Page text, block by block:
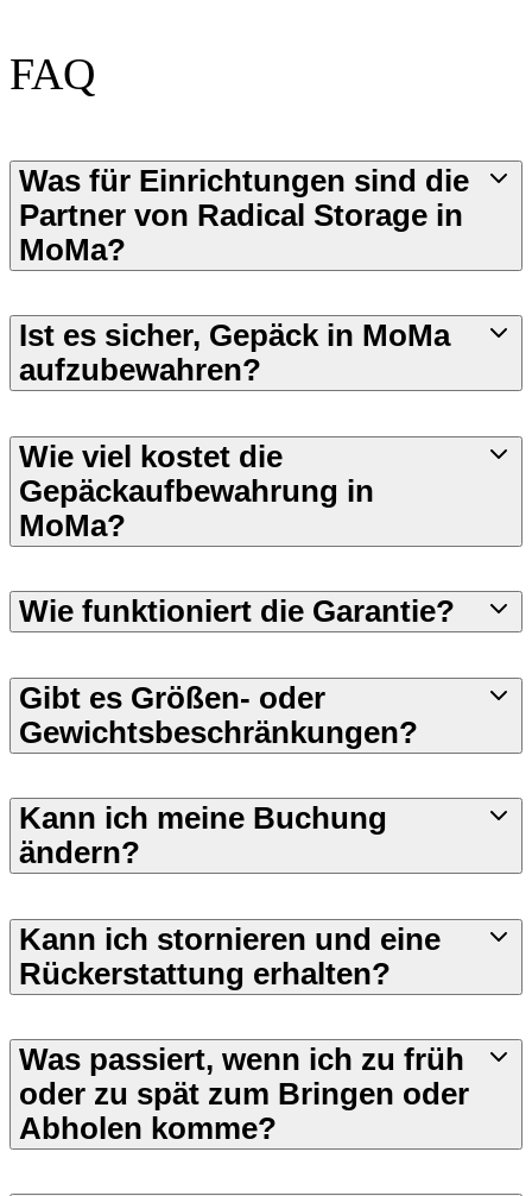
FAQ
Was für Einrichtungen sind die
Partner von Radical Storage in
MoMa?
Ist es sicher, Gepäck in MoMa
aufzubewahren?
Wie viel kostet die
Gepäckaufbewahrung in
MoMa?
Wie funktioniert die Garantie?
Gibt es Größen- oder
Gewichtsbeschränkungen?
Kann ich meine Buchung
ändern?
Kann ich stornieren und eine
Rückerstattung erhalten?
Was passiert, wenn ich zu früh
oder zu spät zum Bringen oder
Abholen komme?